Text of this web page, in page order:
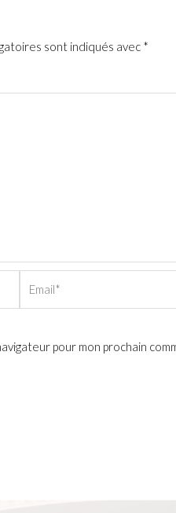
sont indiqués avec *
pour mon prochain